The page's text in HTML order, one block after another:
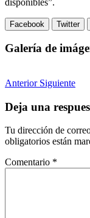
Facebook Twitter
Galería de
Anterior Siguiente
Deja una
Tu dirección de
obligatorios están
Comentario *